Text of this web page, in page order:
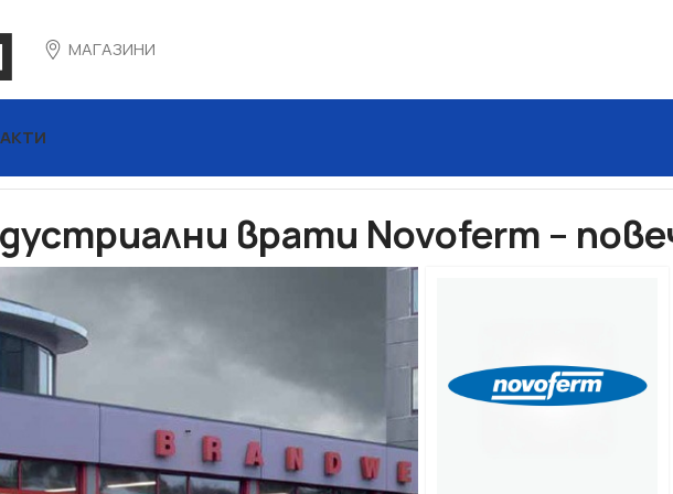
МАГАЗИНИ
Индустриални врати
врати Novoferm –